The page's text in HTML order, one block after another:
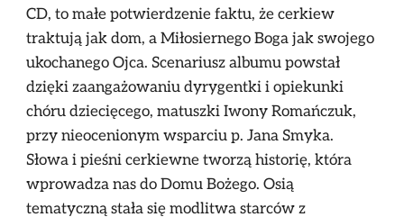
CD, to małe potwierdzenie faktu, że cerkiew
traktują jak dom, a Miłosiernego Boga jak swojego
ukochanego Ojca. Scenariusz albumu powstał
dzięki zaangażowaniu dyrygentki i opiekunki
chóru dziecięcego, matuszki Iwony Romańczuk,
przy nieocenionym wsparciu p. Jana Smyka.
Słowa i pieśni cerkiewne tworzą historię, która
wprowadza nas do Domu Bożego. Osią
tematyczną stała się modlitwa starców z